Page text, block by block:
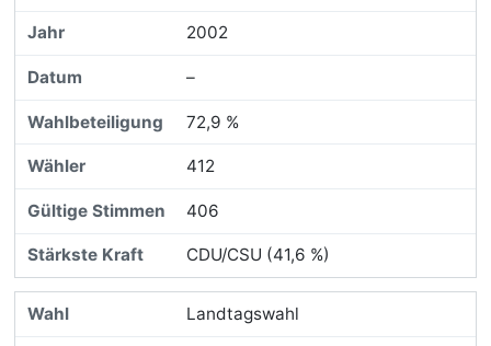
2002
–
72,9 %
412
406
CDU/CSU (41,6 %)
Landtagswahl